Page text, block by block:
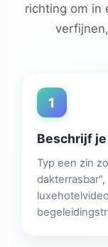
richting om in
1
Beschrijf
Typ een zin